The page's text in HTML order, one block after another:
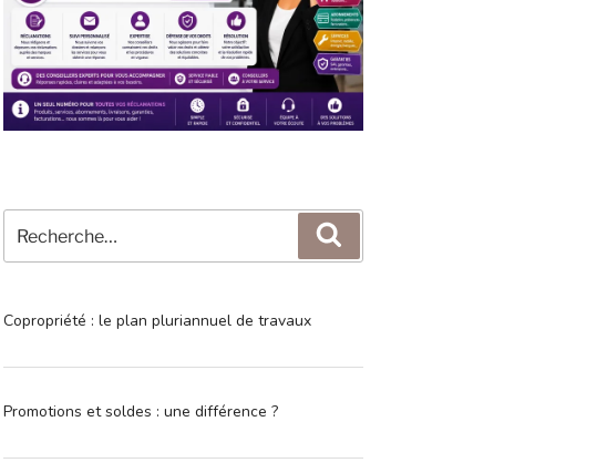
pour
:
Copropriété : le plan pluriannuel de travaux
Promotions et soldes : une différence ?